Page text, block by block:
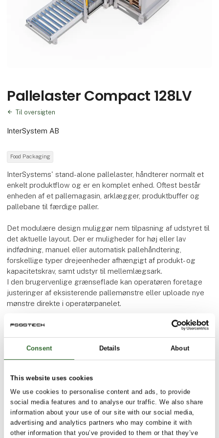
Consent Details About
This website uses cookies
We use cookies to personalise content and ads, to provide
social media features and to analyse our traffic. We also share
information about your use of our site with our social media,
advertising and analytics partners who may combine it with
other information that you’ve provided to them or that they’ve
Pallelaster Compact 128LV
Til oversigten
InterSystem AB
Food Packaging
InterSystems' stand-alone pallelaster, håndterer normalt et
enkelt produktflow og er en komplet enhed. Oftest består
enheden af ​​et pallemagasin, arklægger, produktbuffer og
pallebane til færdige paller.
Det modulære design muliggør nem tilpasning af udstyret til
det aktuelle layout. Der er muligheder for høj eller lav
indfødning, manuel eller automatisk pallehåndtering,
forskellige typer drejeenheder afhængigt af produkt- og
kapacitetskrav, samt udstyr til mellemlægsark.
I den brugervenlige grænseflade kan operatøren foretage
justeringer af eksisterende pallemønstre eller uploade nye
mønstre direkte i operatørpanelet.